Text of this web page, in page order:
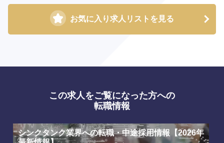
お気に入り求人リストを見る
この求人をご覧になった方への
転職情報
シンクタンク業界への転職・中途採用情報【2026年